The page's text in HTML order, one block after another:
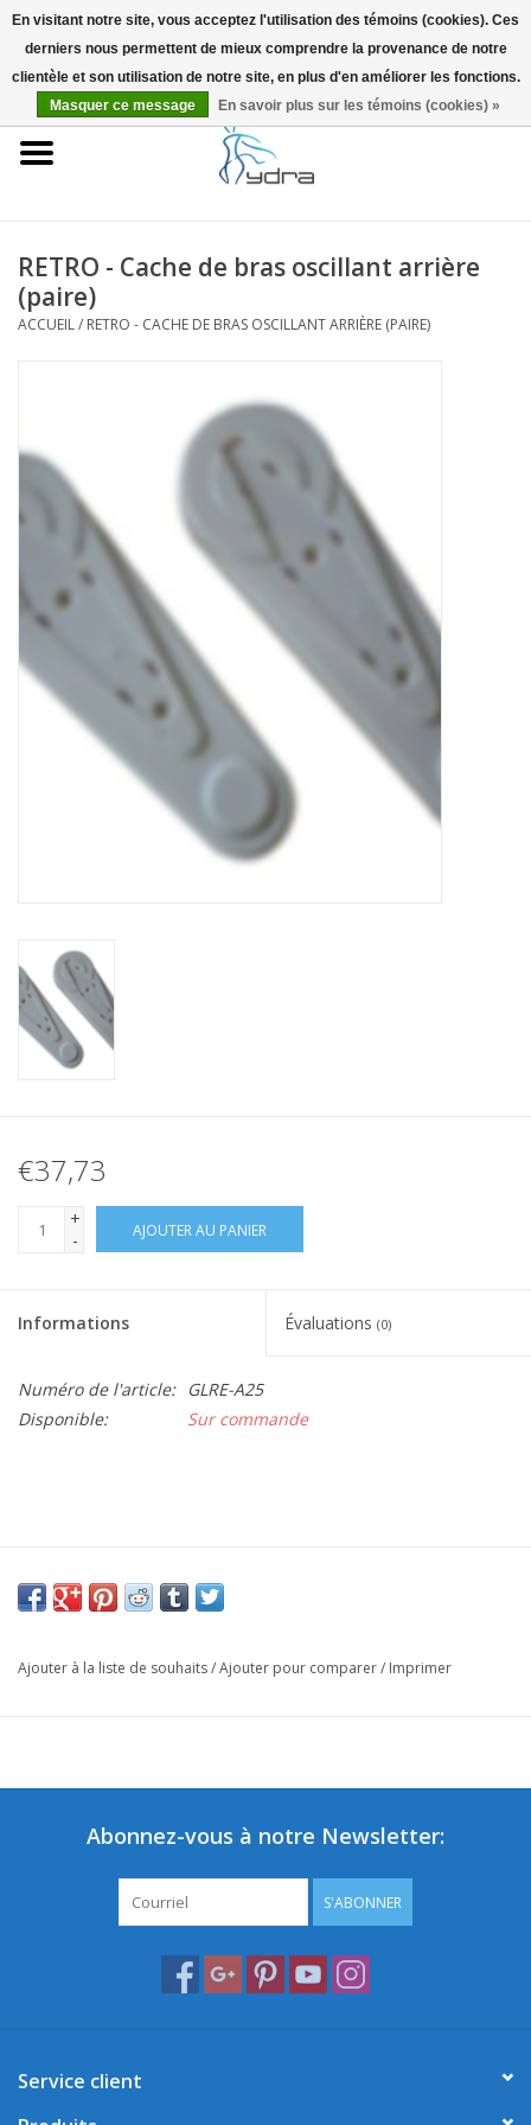
EUR
Accueil
Infos
Blog
RETRO - Cache de bras oscillant arrière
(paire)
ACCUEIL/ RETRO - CACHE DE BRAS OSCILLANT ARRIÈRE (PAIRE)
€37,73
+
-
AJOUTER AU PANIER
Informations Évaluations (0)
Numéro de l'article:
GLRE-A25
Disponible:
Sur commande
Ajouter à la liste de souhaits/Ajouter pour comparer/ Imprimer
Abonnez-vous à notre Newsletter:
S'ABONNER
Service client
En visitant notre site, vous acceptez l'utilisation des témoins (cookies). Ces
derniers nous permettent de mieux comprendre la provenance de notre
clientèle et son utilisation de notre site, en plus d'en améliorer les fonctions.
Masquer ce message
En savoir plus sur les témoins (cookies) »